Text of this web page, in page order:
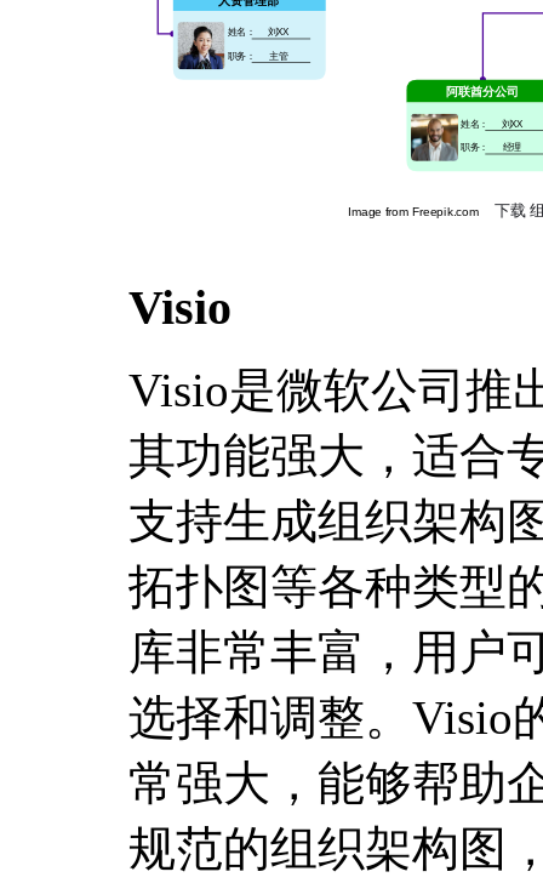
Visio
Visio是微软公司推
其功能强大，适合
支持生成组织架构
拓扑图等各种类型
库非常丰富，用户
选择和调整。Visio
常强大，能够帮助
规范的组织架构图